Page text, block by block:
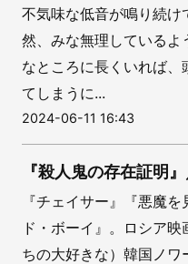
不気味な低音が鳴り続け
然、みな無理しているよ
なところに長くいれば、
てしまうに...
2024-06-11 16:43
『殺人鬼の存在証明
『チェイサー』『悪魔
ド・ボーイ』。ロシア
ちの大好きな）韓国ノワ